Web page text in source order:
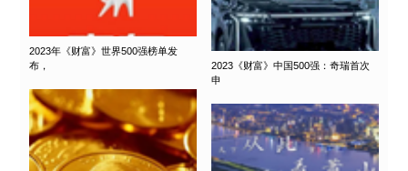
2023年《财富》世界500强榜单发
布，
2023《财富》中国500强：奇瑞首次
申